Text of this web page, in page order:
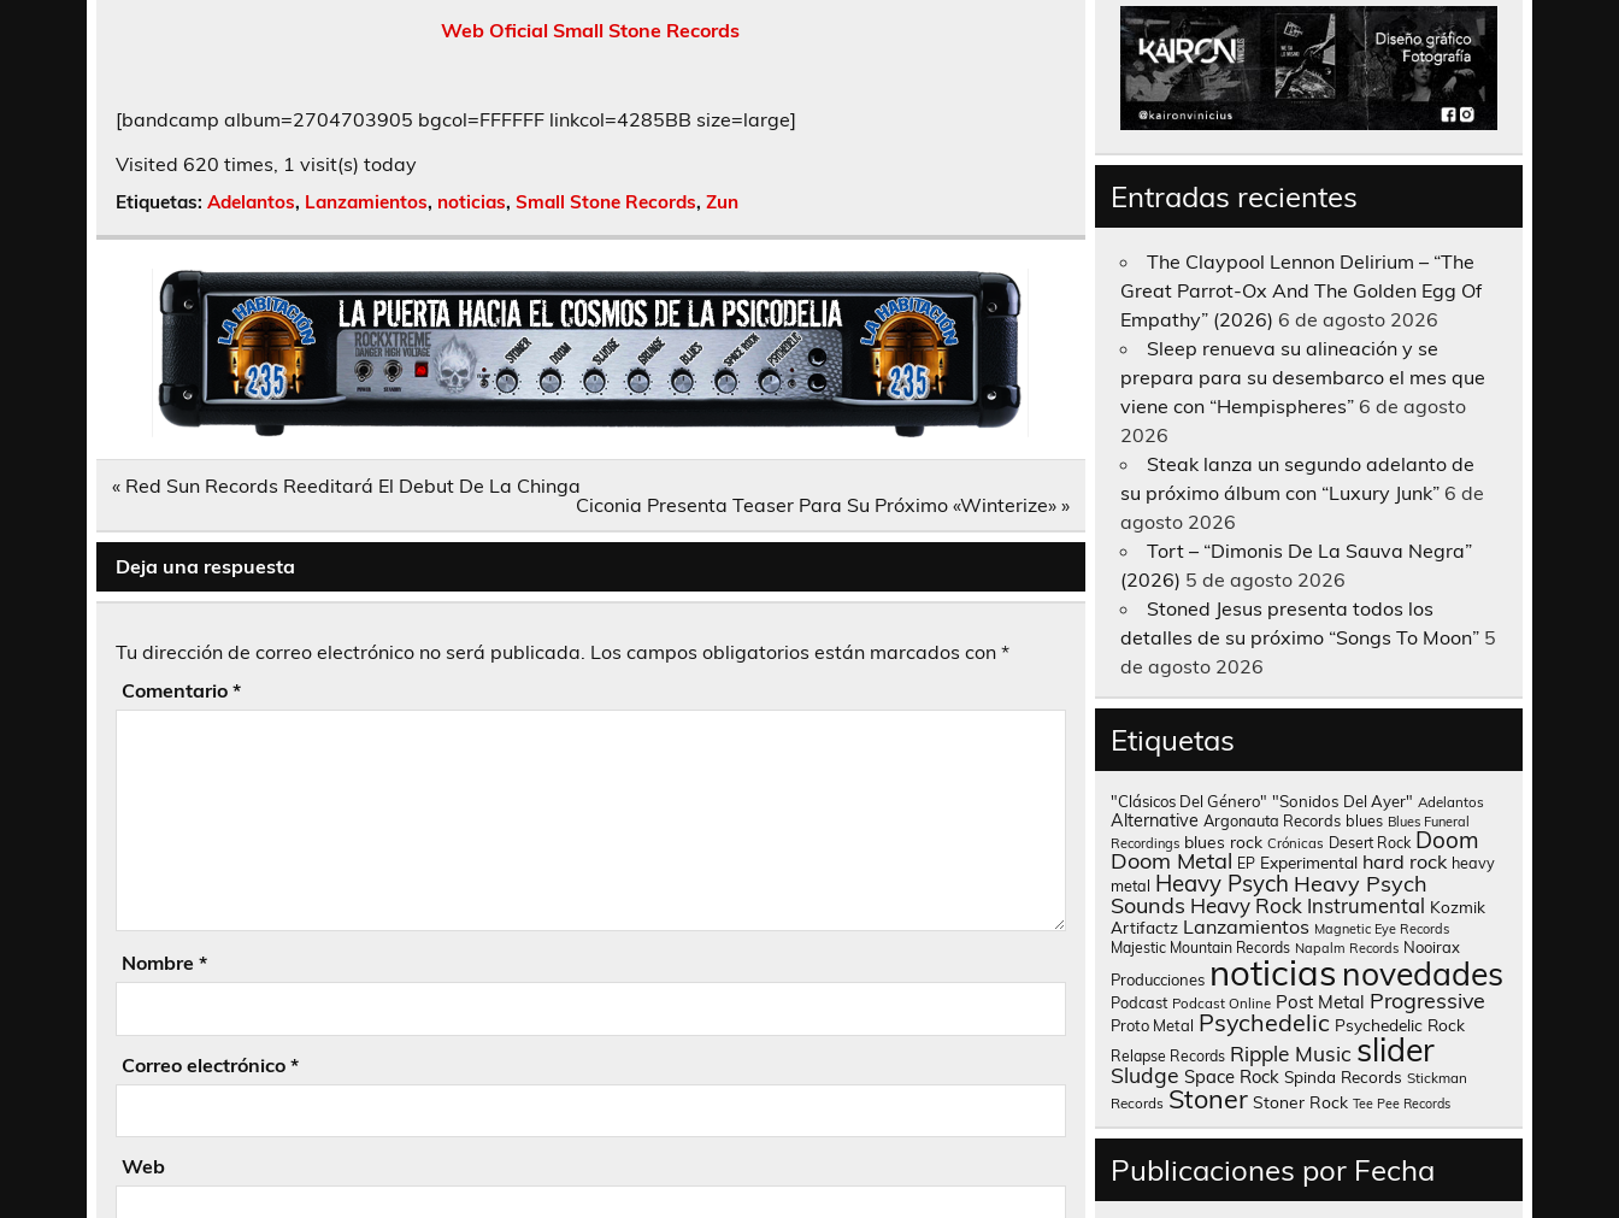
Web Oficial Small Stone Records
[bandcamp album=2704703905 bgcol=FFFFFF linkcol=4285BB size=large]
Visited 620 times, 1 visit(s) today
Etiquetas: Adelantos, Lanzamientos, noticias, Small Stone Records, Zun
Navegación
« Red Sun Records Reeditará El Debut De La Chinga
Ciconia Presenta Teaser Para Su Próximo «Winterize» »
Deja una respuesta
Tu dirección de correo electrónico no será publicada. Los campos obligatorios están marcados con *
Comentario *
Nombre *
Correo electrónico *
Web
Entradas recientes
The Claypool Lennon Delirium – “The
Great Parrot-Ox And The Golden Egg Of
Empathy” (2026) 6 de agosto 2026
Sleep renueva su alineación y se
prepara para su desembarco el mes que
viene con “Hempispheres” 6 de agosto
2026
Steak lanza un segundo adelanto de
su próximo álbum con “Luxury Junk” 6 de
agosto 2026
Tort – “Dimonis De La Sauva Negra”
(2026) 5 de agosto 2026
Stoned Jesus presenta todos los
detalles de su próximo “Songs To Moon” 5
de agosto 2026
Etiquetas
"Clásicos Del Género" "Sonidos Del Ayer" Adelantos
Alternative Argonauta Records blues Blues Funeral
Recordings blues rock Crónicas Desert Rock Doom
Doom Metal EP Experimental hard rock heavy
metal Heavy Psych Heavy Psych
Sounds Heavy Rock Instrumental Kozmik
Artifactz Lanzamientos Magnetic Eye Records
Majestic Mountain Records Napalm Records Nooirax
Producciones noticias novedades
Podcast Podcast Online Post Metal Progressive
Proto Metal Psychedelic Psychedelic Rock
Relapse Records Ripple Music slider
Sludge Space Rock Spinda Records Stickman
Records Stoner Stoner Rock Tee Pee Records
Publicaciones por Fecha